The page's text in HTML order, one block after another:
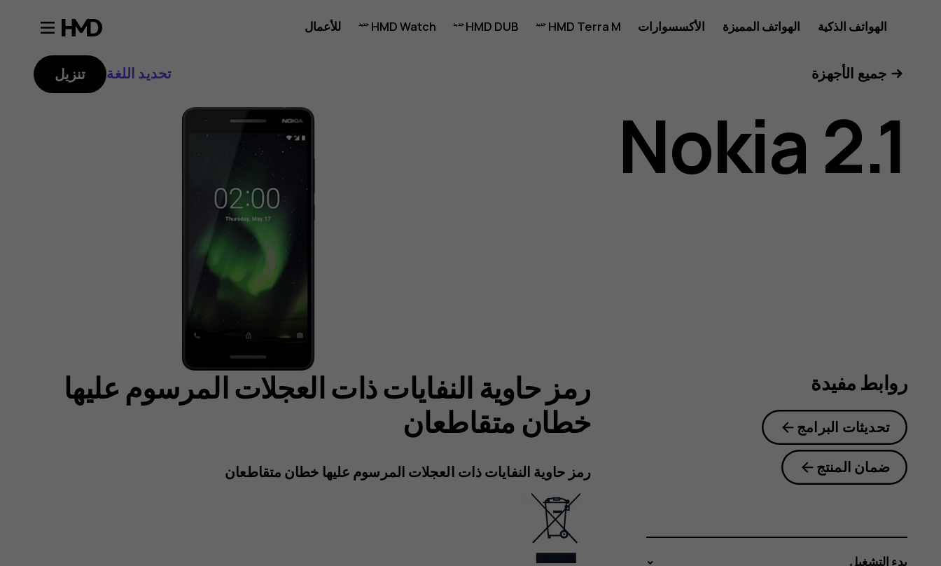
دليل
مستخدم
هاتف
الهواتف الذكية الهواتف المميزة الأكسسوارات HMD Terra M
HMD DUB
HMD Watch
للأعمال
جميع الأجهزة تحديد اللغة تنزيل
Nokia 2.1
رمز حاوية النفايات ذات العجلات المرسوم عليها
خطان متقاطعان
رمز حاوية النفايات ذات العجلات المرسوم عليها خطان متقاطعان
روابط مفيدة
تحديثات البرامج
ضمان المنتج
بدء التشغيل